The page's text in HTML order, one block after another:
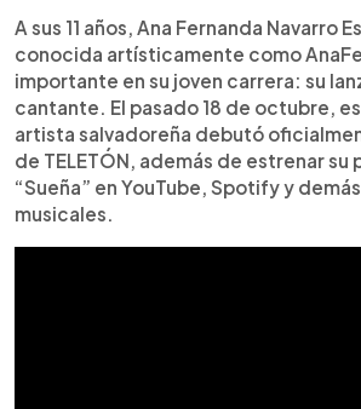
► Escuchar artículo
AnaFer, una niña salvadoreña de 11
como cantante con su primer
disponible en plataformas
lanzarse a la música, ya destacaba
sociales como creadora de
“Siempre hay algo divertido qué
motivando a niños y niñas a
Su carisma ha atraído la atención
UNICEF, con quienes pronto
de derechos de la niñez. Inspirada
A sus 11 años, Ana Fernanda Navarro
conocida artísticamente como
importante en su joven carrera: su
cantante. El pasado 18 de octubre,
artista salvadoreña debutó
de TELETÓN, además de estrenar su
“Sueña” en YouTube, Spotify y
musicales.